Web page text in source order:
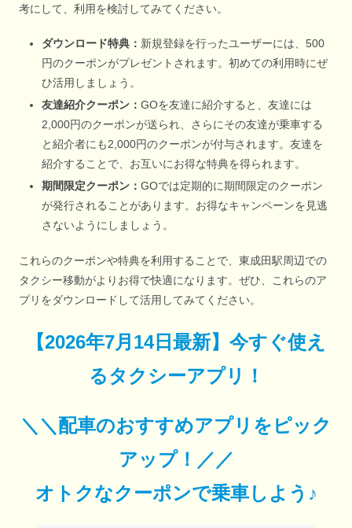
考にして、利用を検討してみてください。
ダウンロード特典： 新規登録を行ったユーザーには、500
円のクーポンがプレゼントされます。初めての利用時にぜ
ひ活用しましょう。
友達紹介クーポン： GOを友達に紹介すると、友達には
2,000円のクーポンが送られ、さらにその友達が乗車する
と紹介者にも2,000円のクーポンが付与されます。友達を
紹介することで、お互いにお得な特典を得られます。
期間限定クーポン： GOでは定期的に期間限定のクーポン
が発行されることがあります。お得なキャンペーンを見逃
さないようにしましょう。
これらのクーポンや特典を利用することで、東成田駅周辺での
タクシー移動がよりお得で快適になります。ぜひ、これらのア
プリをダウンロードして活用してみてください。
【2026年7月14日最新】 今すぐ使え
るタクシーアプリ！
＼＼配車のおすすめアプリをピック
アップ！／／
オトクなクーポンで乗車しよう♪